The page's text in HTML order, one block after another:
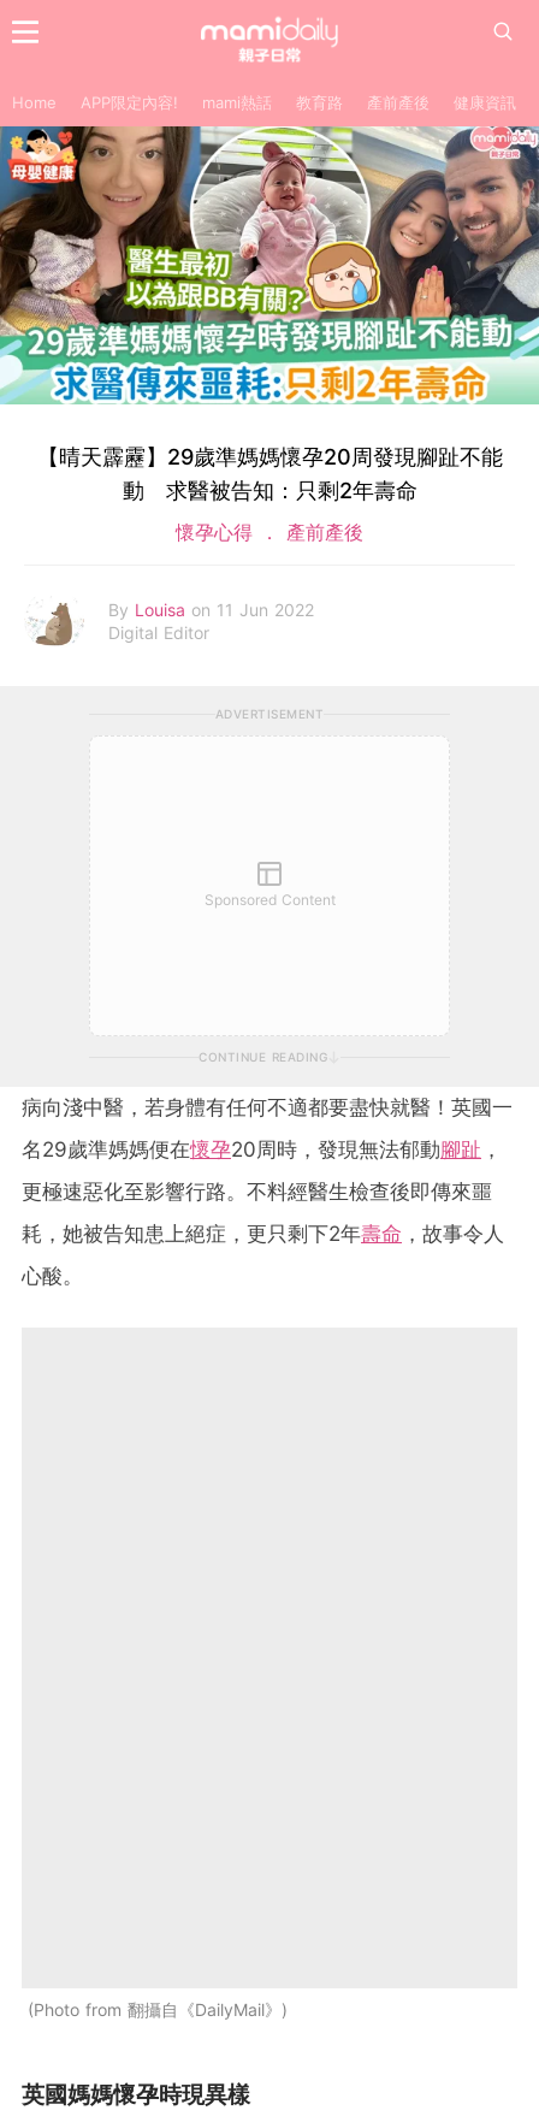
Home APP限定內容! mami熱話 教育路 產前產後 健康資訊
【晴天霹靂】29歲準媽媽懷孕20周發現腳趾不能
動 求醫被告知：只剩2年壽命
懷孕心得 產前產後
By Louisa on 11 Jun 2022
Digital Editor
ADVERTISEMENT
Sponsored Content
CONTINUE READING
病向淺中醫，若身體有任何不適都要盡快就醫！英國一
名29歲準媽媽便在懷孕20周時，發現無法郁動腳趾 ，
更極速惡化至影響行路。不料經醫生檢查後即傳來噩
耗，她被告知患上絕症，更只剩下2年壽命 ，故事令人
心酸。
Photo from 翻攝自《DailyMail》
英國媽媽懷孕時現異樣